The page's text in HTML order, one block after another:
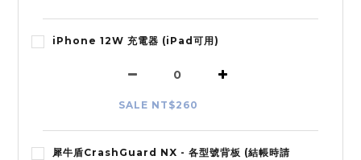
iPhone 12W 充電器 (iPad可用)
SALE NT$260
犀牛盾CrashGuard NX - 各型號背板 (結帳時請